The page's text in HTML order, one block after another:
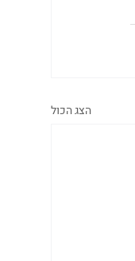
הצג הכול